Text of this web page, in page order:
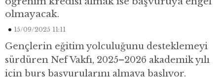
olmayacak.
15/09/2025 11:11
Gençlerin eğitim yolculuğunu desteklemeyi
sürdüren Nef Vakfı, 2025–2026 akademik yılı
için burs başvurularını almaya başlıyor.